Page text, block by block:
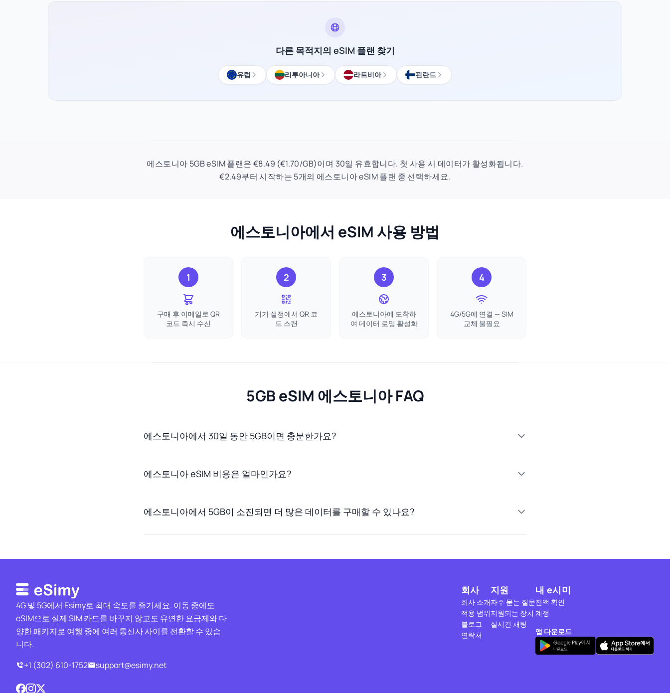
다른 목적지의 eSIM 플랜 찾기
유럽 리투아니아 라트비아 핀란드
에스토니아 5GB eSIM 플랜은 €8.49 (€1.70/GB)이며 30일 유효합니다. 첫 사용 시 데이터가 활성화됩니다.
€2.49부터 시작하는 5개의 에스토니아 eSIM 플랜 중 선택하세요.
에스토니아에서 eSIM 사용 방법
1
구매 후 이메일로 QR
코드 즉시 수신
2
기기 설정에서 QR 코
드 스캔
3
에스토니아에 도착하
여 데이터 로밍 활성화
4
4G/5G에 연결 — SIM
교체 불필요
5GB eSIM 에스토니아 FAQ
에스토니아에서 30일 동안 5GB이면 충분한가요?
에스토니아 eSIM 비용은 얼마인가요?
에스토니아에서 5GB이 소진되면 더 많은 데이터를 구매할 수 있나요?
4G 및 5G에서 Esimy로 최대 속도를 즐기세요. 이동 중에도
eSIM으로 실제 SIM 카드를 바꾸지 않고도 유연한 요금제와 다
양한 패키지로 여행 중에 여러 통신사 사이를 전환할 수 있습
니다.
+1 (302) 610-1752
support@esimy.net
회사
회사 소개
적용 범위
블로그
연락처
지원
자주 묻는 질문
지원되는 장치
실시간 채팅
내 e시미
잔액 확인
계정
앱 다운로드